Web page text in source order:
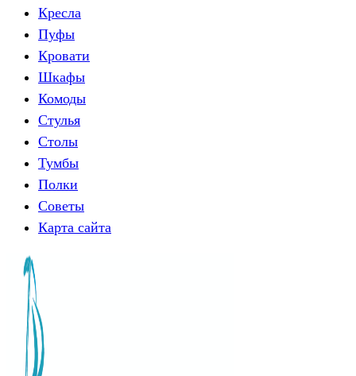
Кресла
Пуфы
Кровати
Шкафы
Комоды
Стулья
Столы
Тумбы
Полки
Советы
Карта сайта